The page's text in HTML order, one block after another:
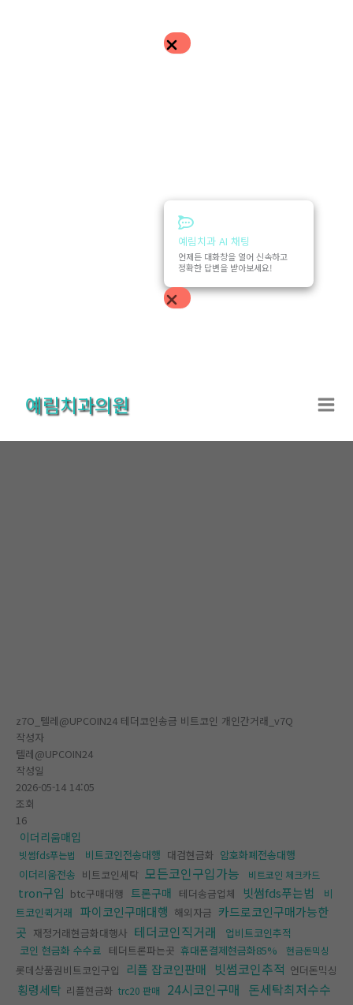
예림치과 AI 채팅
언제든 대화창을 열어 신속하고
정확한 답변을 받아보세요!
건
예림치과의원
z7O_텔레@UPCOIN24 테더코인송금 비트코인 개인간거래_v7Q
작성자
텔레@UPCOIN24
작성일
2026-05-14 14:05
조회
16
이더리움매입
빗썸fds푸는법 비트코인전송대행 대검현금화 암호화폐전송대행
이더리움전송 비트코인세탁 모든코인구입가능 비트코인 체크카드
tron구입 btc구매대행 트론구매 테더송금업체 빗썸fds푸는법
비
트코인퀵거래 파이코인구매대행 해외자금 카드로코인구매가능한
곳 재정거래현금화대행사 테더코인직거래
업비트코인추적
코인 현금화 수수료 테더트론파는곳 휴대폰결제현금화85% 현금돈믹싱
롯데상품권비트코인구입 리플 잡코인판매 빗썸코인추적 언더돈믹싱
횡령세탁 리플현금화 trc20 판매 24시코인구매 돈세탁최저수수